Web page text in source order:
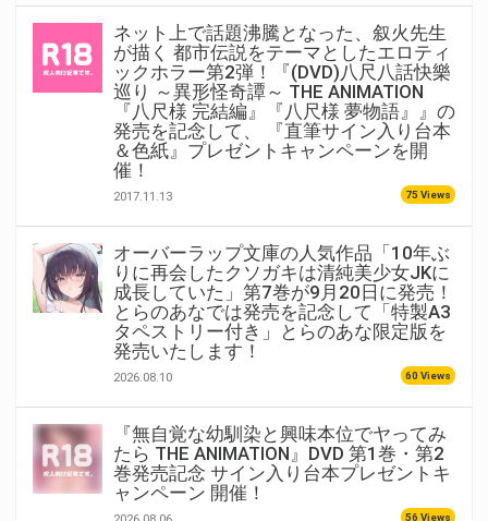
ネット上で話題沸騰となった、叙火先生
が描く 都市伝説をテーマとしたエロティ
ックホラー第2弾！『(DVD)八尺八話快樂
巡り ～異形怪奇譚～ THE ANIMATION
『八尺様 完結編』『八尺様 夢物語』』の
発売を記念して、 『直筆サイン入り台本
＆色紙』プレゼントキャンペーンを開
催！
2017.11.13 75 Views
オーバーラップ文庫の人気作品「10年ぶ
りに再会したクソガキは清純美少女JKに
成長していた」第7巻が9月20日に発売！
とらのあなでは発売を記念して「特製A3
タペストリー付き」とらのあな限定版を
発売いたします！
2026.08.10 60 Views
『無自覚な幼馴染と興味本位でヤってみ
たら THE ANIMATION』DVD 第1巻・第2
巻発売記念 サイン入り台本プレゼントキ
ャンペーン 開催！
56 Views